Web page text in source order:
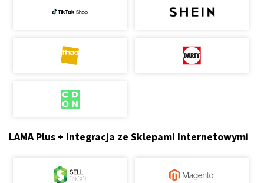
LAMA Plus + Integracja ze Sklepami Internetowymi